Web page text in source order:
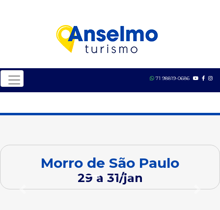
71 98819-0686
Morro de São Paulo
29 a 31/jan